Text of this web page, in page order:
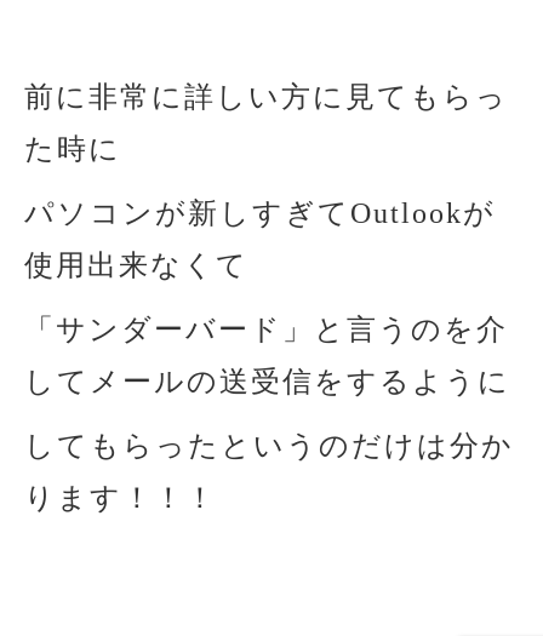
前に非常に詳しい方に見てもらっ
た時に
パソコンが新しすぎてOutlookが
使用出来なくて
「サンダーバード」と言うのを介
してメールの送受信をするように
してもらったというのだけは分か
ります！！！